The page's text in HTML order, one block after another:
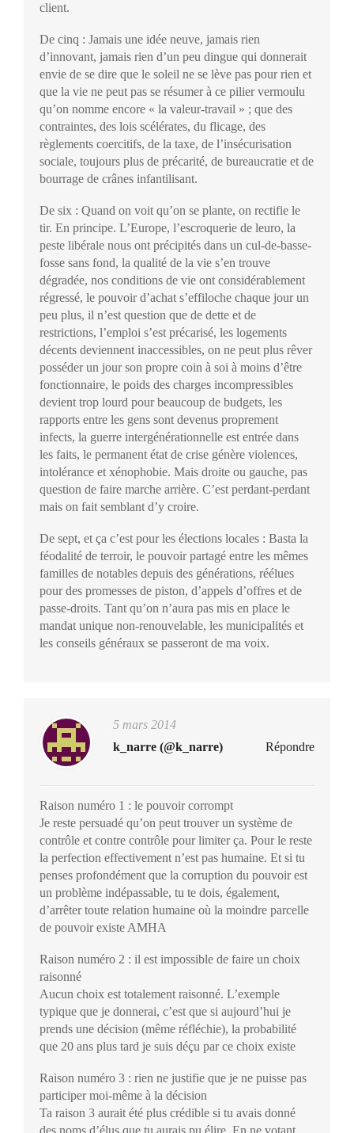
client.
De cinq : Jamais une idée neuve, jamais rien
d’innovant, jamais rien d’un peu dingue qui donnerait
envie de se dire que le soleil ne se lève pas pour rien et
que la vie ne peut pas se résumer à ce pilier vermoulu
qu’on nomme encore « la valeur-travail » ; que des
contraintes, des lois scélérates, du flicage, des
règlements coercitifs, de la taxe, de l’insécurisation
sociale, toujours plus de précarité, de bureaucratie et de
bourrage de crânes infantilisant.
De six : Quand on voit qu’on se plante, on rectifie le
tir. En principe. L’Europe, l’escroquerie de leuro, la
peste libérale nous ont précipités dans un cul-de-basse-
fosse sans fond, la qualité de la vie s’en trouve
dégradée, nos conditions de vie ont considérablement
régressé, le pouvoir d’achat s’effiloche chaque jour un
peu plus, il n’est question que de dette et de
restrictions, l’emploi s’est précarisé, les logements
décents deviennent inaccessibles, on ne peut plus rêver
posséder un jour son propre coin à soi à moins d’être
fonctionnaire, le poids des charges incompressibles
devient trop lourd pour beaucoup de budgets, les
rapports entre les gens sont devenus proprement
infects, la guerre intergénérationnelle est entrée dans
les faits, le permanent état de crise génère violences,
intolérance et xénophobie. Mais droite ou gauche, pas
question de faire marche arrière. C’est perdant-perdant
mais on fait semblant d’y croire.
De sept, et ça c’est pour les élections locales : Basta la
féodalité de terroir, le pouvoir partagé entre les mêmes
familles de notables depuis des générations, réélues
pour des promesses de piston, d’appels d’offres et de
passe-droits. Tant qu’on n’aura pas mis en place le
mandat unique non-renouvelable, les municipalités et
les conseils généraux se passeront de ma voix.
5 mars 2014
k_narre (@k_narre)
Répondre
Raison numéro 1 : le pouvoir corrompt
Je reste persuadé qu’on peut trouver un système de
contrôle et contre contrôle pour limiter ça. Pour le reste
la perfection effectivement n’est pas humaine. Et si tu
penses profondément que la corruption du pouvoir est
un problème indépassable, tu te dois, également,
d’arrêter toute relation humaine où la moindre parcelle
de pouvoir existe AMHA
Raison numéro 2 : il est impossible de faire un choix
raisonné
Aucun choix est totalement raisonné. L’exemple
typique que je donnerai, c’est que si aujourd’hui je
prends une décision (même réfléchie), la probabilité
que 20 ans plus tard je suis déçu par ce choix existe
Raison numéro 3 : rien ne justifie que je ne puisse pas
participer moi-même à la décision
Ta raison 3 aurait été plus crédible si tu avais donné
des noms d’élus que tu aurais pu élire. En ne votant